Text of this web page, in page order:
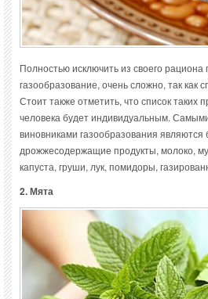
Полностью исключить из своего
газообразование, очень сложно, так как
Стоит также отметить, что список таких
человека будет индивидуальным.
виновниками газообразования являются
дрожжесодержащие продукты, молоко,
капуста, груши, лук, помидоры,
2. Мята